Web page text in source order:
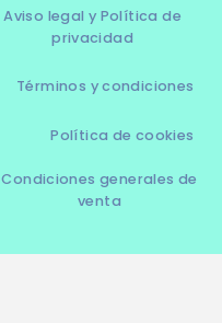
Aviso legal y Política de
privacidad
Términos y condiciones
Política de cookies
Condiciones generales de
venta